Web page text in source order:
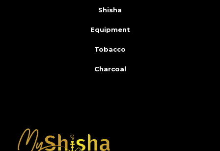
Shisha
Equipment
Tobacco
Charcoal